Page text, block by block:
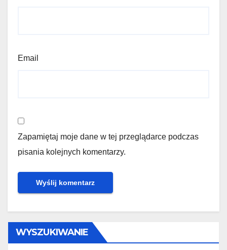
Email
Zapamiętaj moje dane w tej przeglądarce podczas
pisania kolejnych komentarzy.
WYSZUKIWANIE